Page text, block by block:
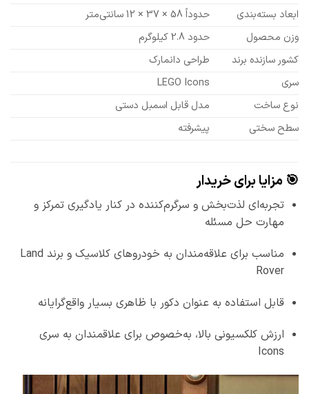
ابعاد بسته‌بندی
حدوداً 58 × 37 × 12 سانتی‌متر
وزن محصول
حدود 2.8 کیلوگرم
کشور سازنده برند
طراحی دانمارک
سری
LEGO Icons
نوع ساخت
مدل قابل اسمبل دستی
سطح سختی
پیشرفته
🎯 مزایا برای خریدار
تجربه‌ای لذت‌بخش و سرگرم‌کننده در کنار یادگیری تمرکز و
مهارت حل مسئله
مناسب برای علاقه‌مندان به خودروهای کلاسیک و برند Land
Rover
قابل استفاده به عنوان دکور با ظاهری بسیار واقع‌گرایانه
ارزش کلکسیونی بالا، به‌خصوص برای علاقمندان به سری
Icons